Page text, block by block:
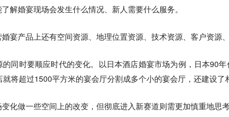
解婚宴现场会发生什么情况、新人需要什么服务。
宴产品上还有空间资源、地理位置资源、技术资源、客户资源、
同时要顺应时代的变化。 以日本酒店婚宴市场为例，日本90
将超过1500平方米的宴会厅分割成多个小的宴会厅，还建设了
化做一些空间上的改变，但彻底进入新赛道则需更加慎重地思考